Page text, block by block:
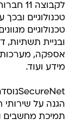
טכנולוגיים
טכנולוגיים
ובניית תשתיות,
אספקה, מערכות
מידע ועוד.
הגנה על